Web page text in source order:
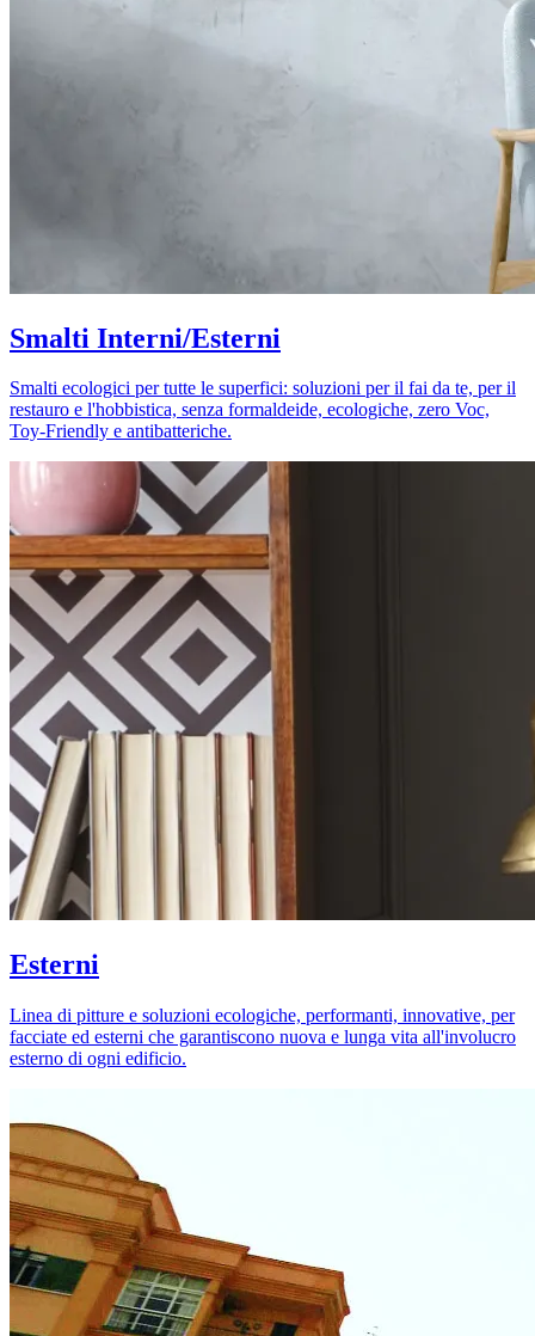
Smalti Interni/Esterni
Smalti ecologici per tutte le superfici: soluzioni per il fai da te, per il
restauro e l'hobbistica, senza formaldeide, ecologiche, zero Voc,
Toy-Friendly e antibatteriche.
Esterni
Linea di pitture e soluzioni ecologiche, performanti, innovative, per
facciate ed esterni che garantiscono nuova e lunga vita all'involucro
esterno di ogni edificio.